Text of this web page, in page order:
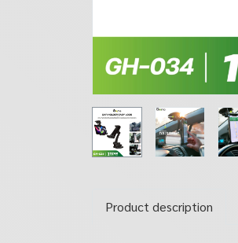
Product description